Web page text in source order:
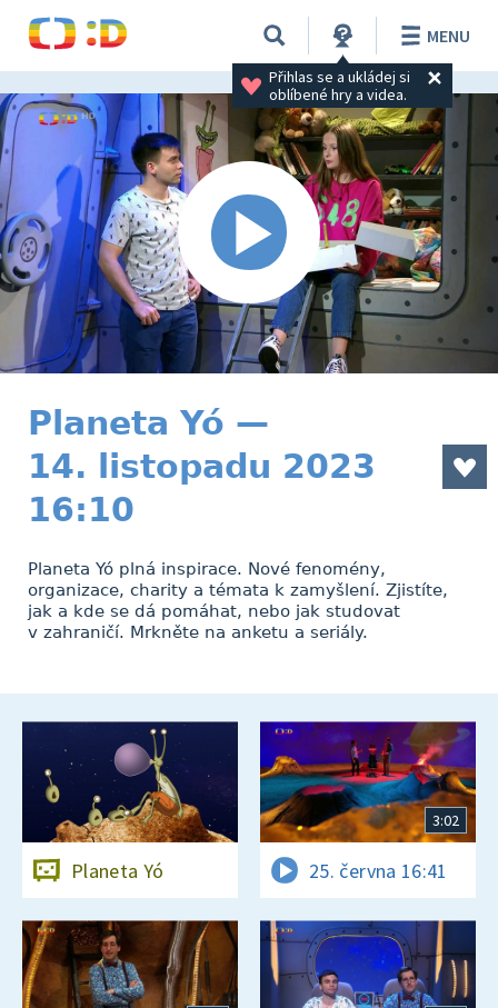
Přihlas se a ukládej si
oblíbené hry a videa.
MENU
Planeta Yó —
14. listopadu 2023
16:10
Planeta Yó plná inspirace. Nové fenomény,
organizace, charity a témata k zamyšlení. Zjistíte,
jak a kde se dá pomáhat, nebo jak studovat
v zahraničí. Mrkněte na anketu a seriály.
Planeta Yó
3:02
25. června 16:41